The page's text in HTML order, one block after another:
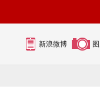
新浪微博